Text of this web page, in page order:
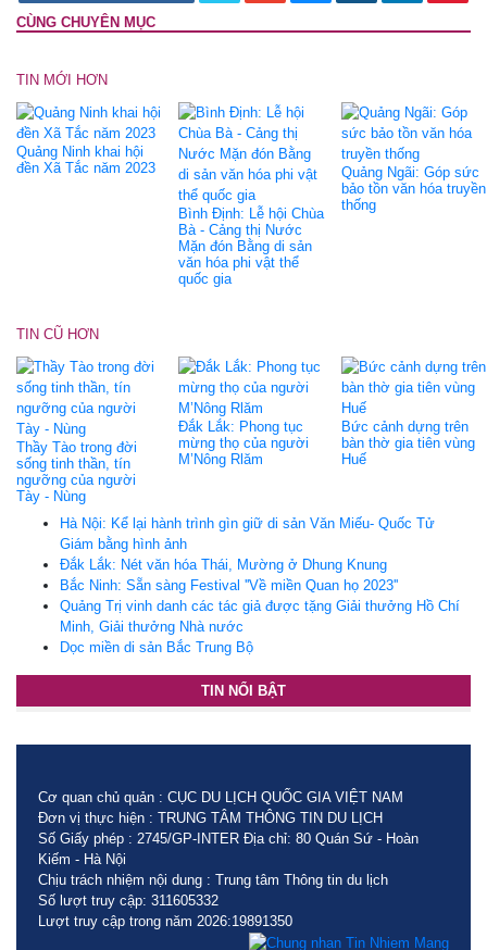
CÙNG CHUYÊN MỤC
TIN MỚI HƠN
Quảng Ninh khai hội
đền Xã Tắc năm 2023
Bình Định: Lễ hội Chùa
Bà - Cảng thị Nước
Mặn đón Bằng di sản
văn hóa phi vật thể
quốc gia
Quảng Ngãi: Góp sức
bảo tồn văn hóa truyền
thống
TIN CŨ HƠN
Thầy Tào trong đời
sống tinh thần, tín
ngưỡng của người
Tày - Nùng
Đắk Lắk: Phong tục
mừng thọ của người
M’Nông Rlăm
Bức cảnh dựng trên
bàn thờ gia tiên vùng
Huế
Hà Nội: Kể lại hành trình gìn giữ di sản Văn Miếu- Quốc Tử
Giám bằng hình ảnh
Đắk Lắk: Nét văn hóa Thái, Mường ở Dhung Knung
Bắc Ninh: Sẵn sàng Festival ''Về miền Quan họ 2023''
Quảng Trị vinh danh các tác giả được tặng Giải thưởng Hồ Chí
Minh, Giải thưởng Nhà nước
Dọc miền di sản Bắc Trung Bộ
TIN NỔI BẬT
Cơ quan chủ quản : CỤC DU LỊCH QUỐC GIA VIỆT NAM
Đơn vị thực hiện : TRUNG TÂM THÔNG TIN DU LỊCH
Số Giấy phép : 2745/GP-INTER Địa chỉ: 80 Quán Sứ - Hoàn
Kiếm - Hà Nội
Chịu trách nhiệm nội dung : Trung tâm Thông tin du lịch
Số lượt truy cập: 311605332
Lượt truy cập trong năm 2026:19891350